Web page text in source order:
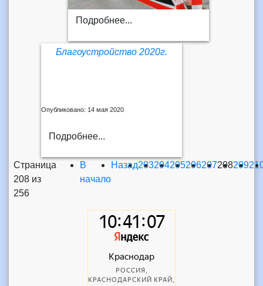
Подробнее...
Благоустройство 2020г.
Опубликовано: 14 мая 2020
Подробнее...
Страница
208 из
256
В
начало
Назад203204205206207208209